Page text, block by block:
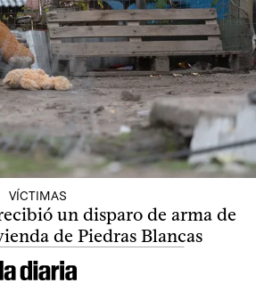
VÍCTIMAS
un disparo de arma de
de Piedras Blancas